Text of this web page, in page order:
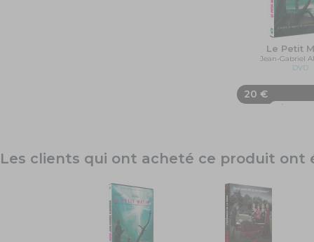
Le Petit
Jean-Gabriel
DVD
20 €
Ajouter
Les clients qui ont acheté ce produit ont